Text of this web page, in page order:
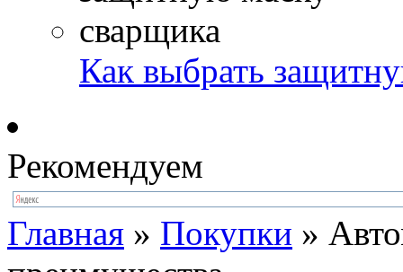
Как выбрать
Рекомендуем
Главная » Покупки »